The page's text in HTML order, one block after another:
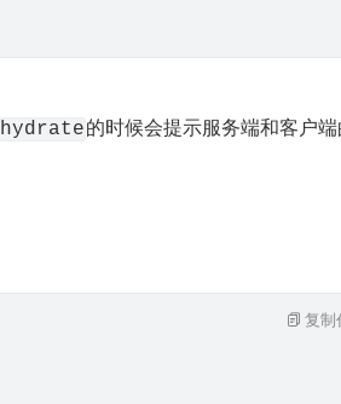
hydrate的时候会提示服务端和客户
复制